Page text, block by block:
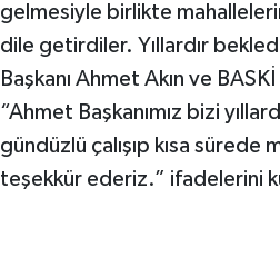
gelmesiyle birlikte
dile getirdiler. Yıllardır
Başkanı Ahmet Akın ve
“Ahmet Başkanımız bizi
gündüzlü çalışıp kısa
teşekkür ederiz.” ifadelerini